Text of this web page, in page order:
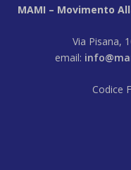
MAMI – Movimento
Via Pisana,
email:
Codice